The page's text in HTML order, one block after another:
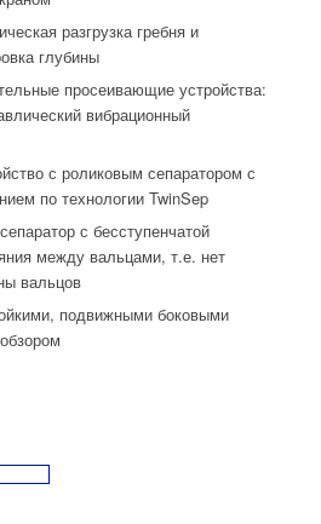
разгрузка гребня и
глубины
просеивающие устройства:
вибрационный
с роликовым сепаратором с
по технологии TwinSep
с бесступенчатой
между вальцами, т.е. нет
вальцов
подвижными боковыми